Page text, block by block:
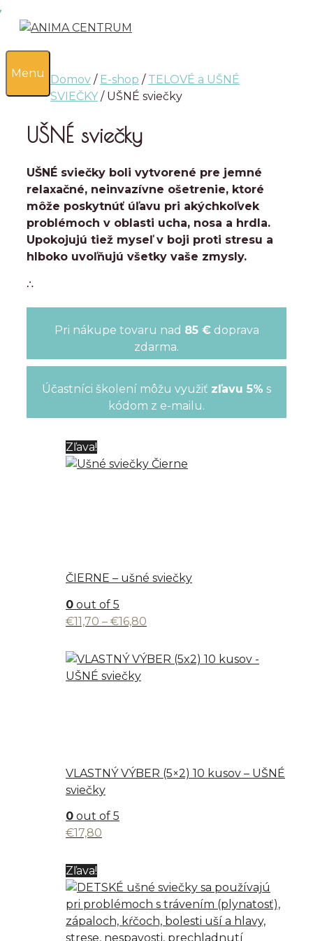
Menu Domov / E-shop / TELOVÉ a UŠNÉ
SVIEČKY/ UŠNÉ sviečky
UŠNÉ sviečky
UŠNÉ sviečky boli vytvorené pre jemné
relaxačné, neinvazívne ošetrenie, ktoré
môže poskytnúť úľavu pri akýchkoľvek
problémoch v oblasti ucha, nosa a hrdla.
Upokojujú tiež myseľ v boji proti stresu a
hlboko uvoľňujú všetky vaše zmysly.
∴
Pri nákupe tovaru nad 85 €doprava
zdarma.
Účastníci školení môžu využiť zľavu 5% s
kódom z e-mailu.
Zľava!
ČIERNE – ušné sviečky
0 out of 5
€11,70 – €16,80
€11,70
VLASTNÝ VÝBER (5×2) 10 kusov – UŠNÉ
sviečky
0 out of 5
€17,80
Zľava!